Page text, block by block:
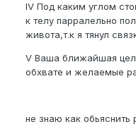
IV Под каким углом
к телу парралельно
живота,т.к я тянул
V Ваша ближайшая
обхвате и желаемые
не знаю как обьяснить